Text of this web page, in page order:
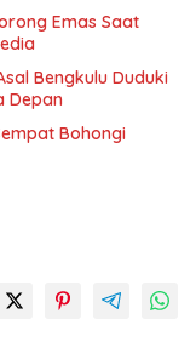
Emas Saat
Bengkulu Duduki
Depan
Bohongi